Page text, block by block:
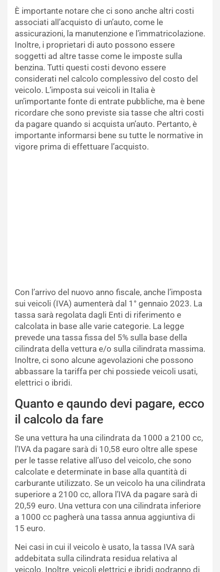
È importante notare che ci sono anche altri costi
associati all’acquisto di un’auto, come le
assicurazioni, la manutenzione e l’immatricolazione.
Inoltre, i proprietari di auto possono essere
soggetti ad altre tasse come le imposte sulla
benzina. Tutti questi costi devono essere
considerati nel calcolo complessivo del costo del
veicolo. L’imposta sui veicoli in Italia è
un’importante fonte di entrate pubbliche, ma è bene
ricordare che sono previste sia tasse che altri costi
da pagare quando si acquista un’auto. Pertanto, è
importante informarsi bene su tutte le normative in
vigore prima di effettuare l’acquisto.
Con l’arrivo del nuovo anno fiscale, anche l’imposta
sui veicoli (IVA) aumenterà dal 1° gennaio 2023. La
tassa sarà regolata dagli Enti di riferimento e
calcolata in base alle varie categorie. La legge
prevede una tassa fissa del 5% sulla base della
cilindrata della vettura e/o sulla cilindrata massima.
Inoltre, ci sono alcune agevolazioni che possono
abbassare la tariffa per chi possiede veicoli usati,
elettrici o ibridi.
Quanto e qaundo devi pagare, ecco
il calcolo da fare
Se una vettura ha una cilindrata da 1000 a 2100 cc,
l’IVA da pagare sarà di 10,58 euro oltre alle spese
per le tasse relative all’uso del veicolo, che sono
calcolate e determinate in base alla quantità di
carburante utilizzato. Se un veicolo ha una cilindrata
superiore a 2100 cc, allora l’IVA da pagare sarà di
20,59 euro. Una vettura con una cilindrata inferiore
a 1000 cc pagherà una tassa annua aggiuntiva di
15 euro.
Nei casi in cui il veicolo è usato, la tassa IVA sarà
addebitata sulla cilindrata residua relativa al
veicolo. Inoltre, veicoli elettrici e ibridi godranno di